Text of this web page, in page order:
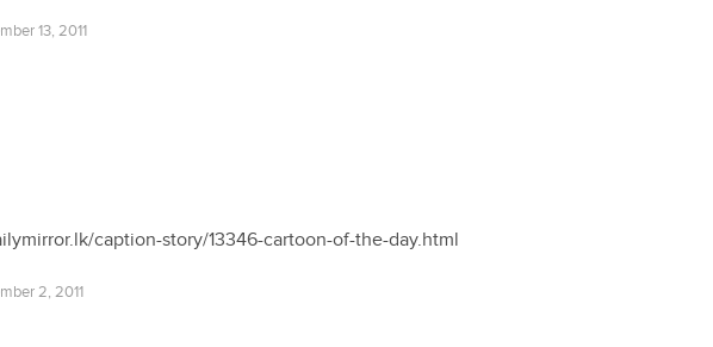
13, 2011
caption-story/13346-cartoon-of-the-day.html
2, 2011